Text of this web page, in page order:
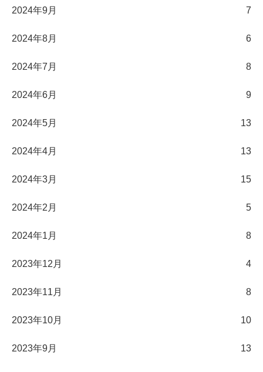
2024年9月 7
2024年8月 6
2024年7月 8
2024年6月 9
2024年5月 13
2024年4月 13
2024年3月 15
2024年2月 5
2024年1月 8
2023年12月 4
2023年11月 8
2023年10月 10
2023年9月 13